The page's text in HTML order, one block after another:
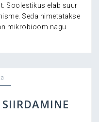
Soolestikus elab suur
Seda nimetatakse
mikrobioom nagu
SIIRDAMINE